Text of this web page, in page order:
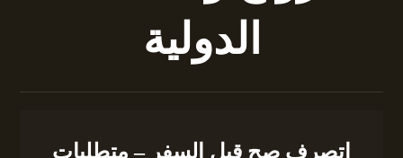
الدولية
اتصرف صح قبل السفر – متطلبات